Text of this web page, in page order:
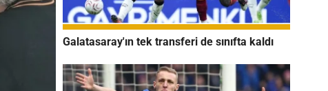
Galatasaray'ın tek transferi de sınıfta kaldı